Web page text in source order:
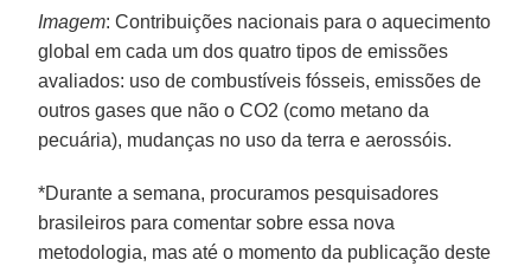
Imagem: Contribuições nacionais para o aquecimento
global em cada um dos quatro tipos de emissões
avaliados: uso de combustíveis fósseis, emissões de
outros gases que não o CO2 (como metano da
pecuária), mudanças no uso da terra e aerossóis.
*Durante a semana, procuramos pesquisadores
brasileiros para comentar sobre essa nova
metodologia, mas até o momento da publicação deste